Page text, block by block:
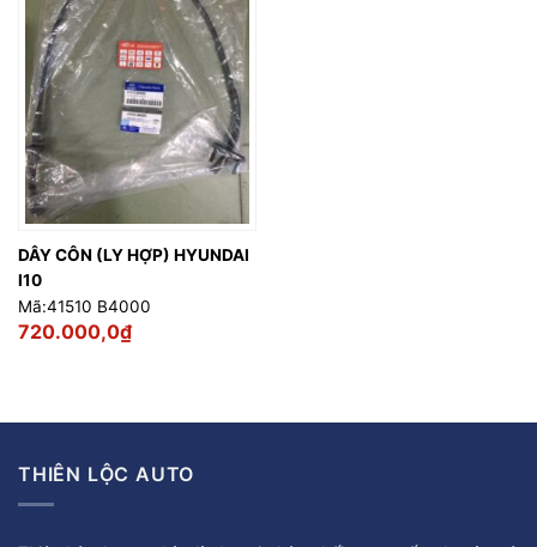
DÂY CÔN (LY HỢP) HYUNDAI
I10
Mã:41510 B4000
720.000,0₫
THIÊN LỘC AUTO